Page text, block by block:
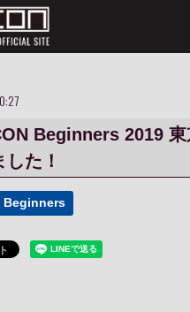
Beginners 2019
た！
Beginners